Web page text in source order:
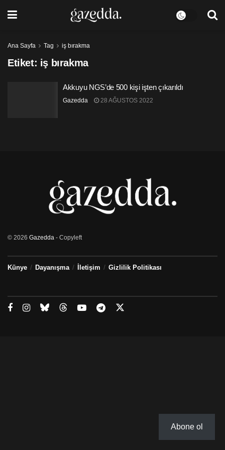
Ana Sayfa Tag iş bırakma
Etiket: iş bırakma
Akkuyu NGS’de 500 kişi işten çıkarıldı
Gazedda 28 AĞUSTOS 2022
© 2026 Gazedda - Copyleft
Künye Dayanışma İletişim Gizlilik Politikası
Abone ol